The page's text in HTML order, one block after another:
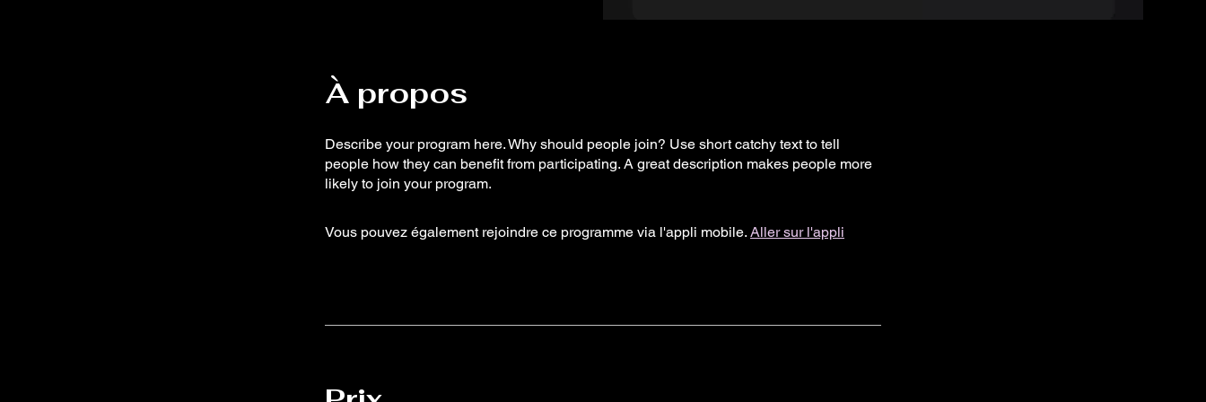
À propos
Describe your program here. Why should people join? Use short catchy text to tell
people how they can benefit from participating. A great description makes people more
likely to join your program.
Vous pouvez également rejoindre ce programme via l'appli mobile. Aller sur l'appli